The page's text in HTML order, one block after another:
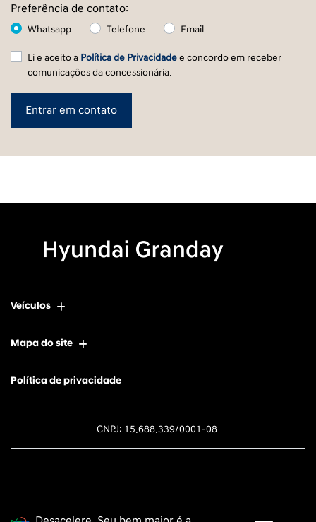
Preferência de contato:
Whatsapp Telefone Email
Li e aceito a Política de Privacidadee concordo em receber
comunicações da concessionária.
Entrar em contato
Veículos
Mapa do site
Política de privacidade
CNPJ: 15.688.339/0001-08